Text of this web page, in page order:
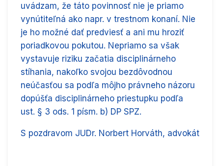
uvádzam, že táto povinnosť nie je priamo
vynútiteľná ako napr. v trestnom konaní. Nie
je ho možné dať predviesť a ani mu hroziť
poriadkovou pokutou. Nepriamo sa však
vystavuje riziku začatia disciplinárneho
stíhania, nakoľko svojou bezdôvodnou
neúčasťou sa podľa môjho právneho názoru
dopúšťa disciplinárneho priestupku podľa
ust. § 3 ods. 1 písm. b) DP SPZ.
S pozdravom JUDr. Norbert Horváth, advokát